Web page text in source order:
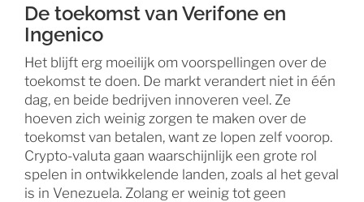
De toekomst van Verifone en
Ingenico
Het blijft erg moeilijk om voorspellingen over de
toekomst te doen. De markt verandert niet in één
dag, en beide bedrijven innoveren veel. Ze
hoeven zich weinig zorgen te maken over de
toekomst van betalen, want ze lopen zelf voorop.
Crypto-valuta gaan waarschijnlijk een grote rol
spelen in ontwikkelende landen, zoals al het geval
is in Venezuela. Zolang er weinig tot geen